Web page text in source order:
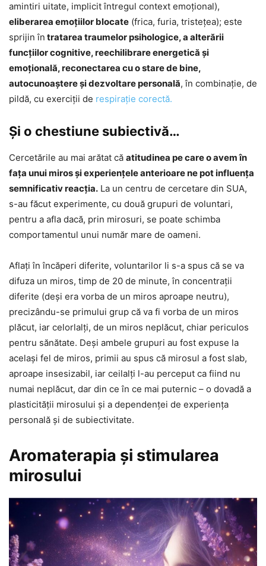
amintiri uitate, implicit întregul context emoţional),
eliberarea emoțiilor blocate (frica, furia, tristețea); este
sprijin în tratarea traumelor psihologice, a alterării
funcţiilor cognitive, reechilibrare energetică și
emoțională, reconectarea cu o stare de bine,
autocunoaștere și dezvoltare personală, în combinaţie, de
pildă, cu exerciţii de respiraţie corectă.
Şi o chestiune subiectivă…
Cercetările au mai arătat că atitudinea pe care o avem în
faţa unui miros şi experienţele anterioare ne pot influenţa
semnificativ reacţia. La un centru de cercetare din SUA,
s-au făcut experimente, cu două grupuri de voluntari,
pentru a afla dacă, prin mirosuri, se poate schimba
comportamentul unui număr mare de oameni.
Aflaţi în încăperi diferite, voluntarilor li s-a spus că se va
difuza un miros, timp de 20 de minute, în concentraţii
diferite (deşi era vorba de un miros aproape neutru),
precizându-se primului grup că va fi vorba de un miros
plăcut, iar celorlalţi, de un miros neplăcut, chiar periculos
pentru sănătate. Deşi ambele grupuri au fost expuse la
acelaşi fel de miros, primii au spus că mirosul a fost slab,
aproape insesizabil, iar ceilalţi l-au perceput ca fiind nu
numai neplăcut, dar din ce în ce mai puternic – o dovadă a
plasticităţii mirosului şi a dependenţei de experienţa
personală şi de subiectivitate.
Aromaterapia şi stimularea
mirosului